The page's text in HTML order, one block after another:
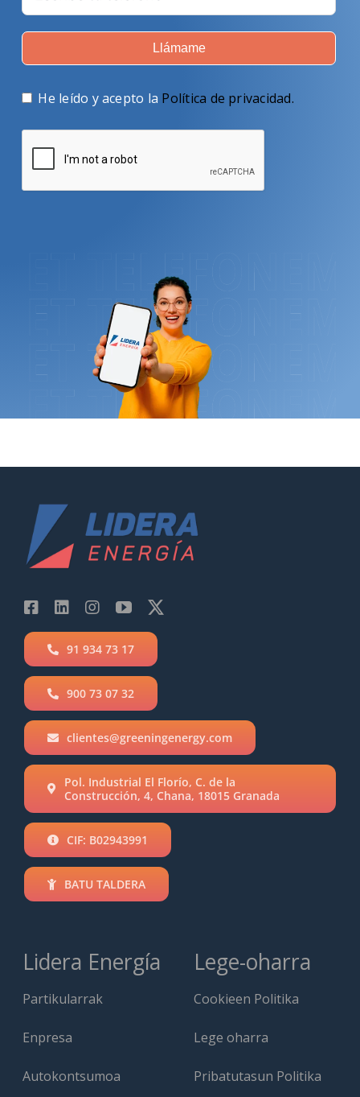
Llámame
He leído y acepto la Política de privacidad.
91 934 73 17
900 73 07 32
clientes@greeningenergy.com
Pol. Industrial El Florío, C. de la
Construcción, 4, Chana, 18015 Granada
CIF: B02943991
BATU TALDERA
Lidera Energía
Partikularrak
Enpresa
Autokontsumoa
Lege-oharra
Cookieen Politika
Lege oharra
Pribatutasun Politika